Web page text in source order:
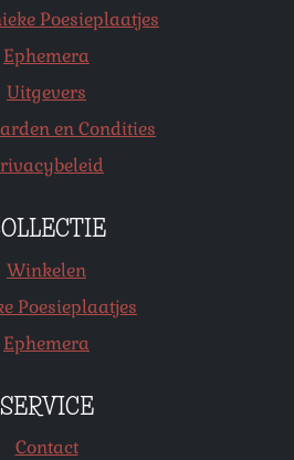
Poesieplaatjes
Ephemera
Uitgevers
en Condities
Winkelen
Poesieplaatjes
Ephemera
SERVICE
Contact